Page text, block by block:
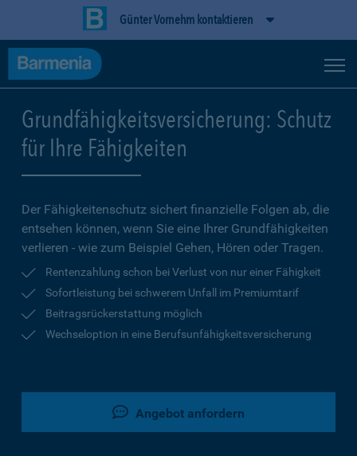
Günter Vornehm kontaktieren
Grundfähigkeitsversicherung: Schutz
für Ihre Fähigkeiten
Der Fähigkeitenschutz sichert finanzielle Folgen ab, die
entsehen können, wenn Sie eine Ihrer Grundfähigkeiten
verlieren - wie zum Beispiel Gehen, Hören oder Tragen.
Rentenzahlung schon bei Verlust von nur einer Fähigkeit
Sofortleistung bei schwerem Unfall im Premiumtarif
Beitragsrückerstattung möglich
Wechseloption in eine Berufsunfähigkeitsversicherung
Angebot anfordern